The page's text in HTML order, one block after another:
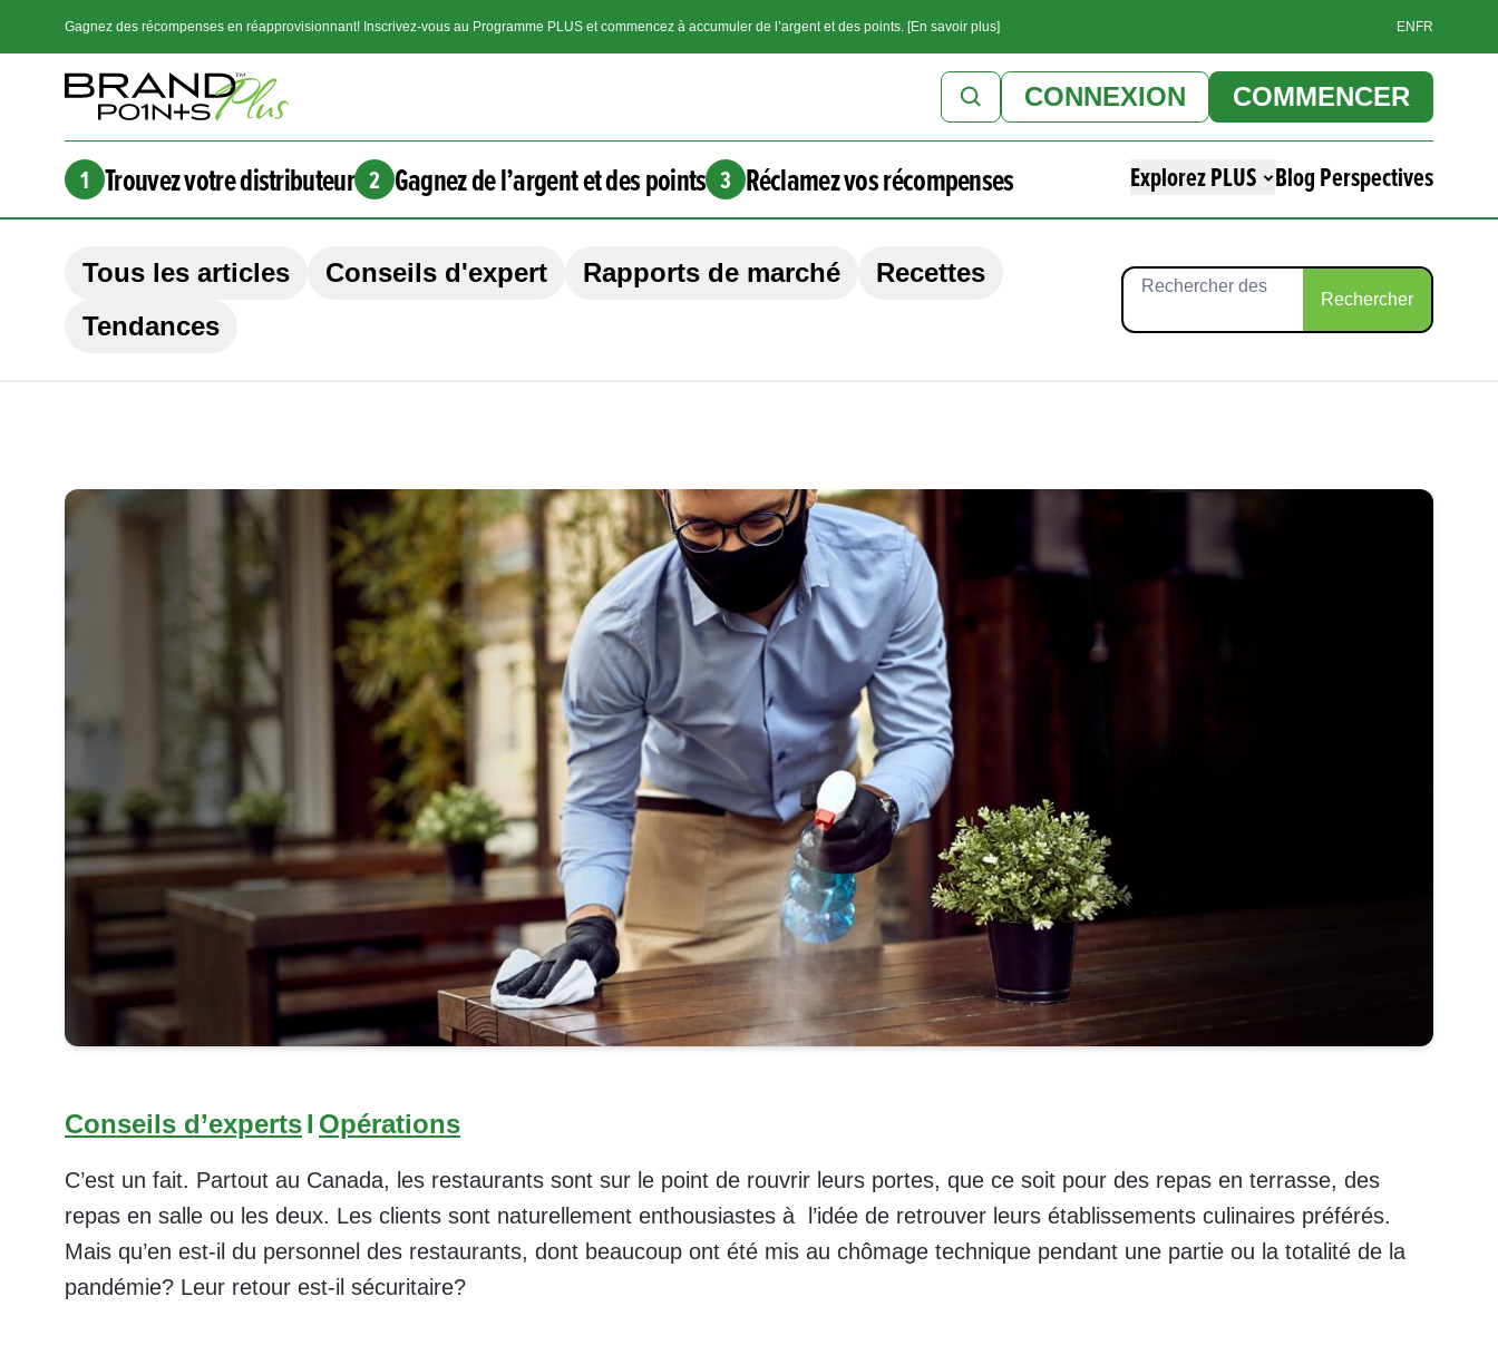
Gagnez des récompenses en réapprovisionnant! Inscrivez-vous au Programme PLUS et commencez à accumuler de l’argent et des points. [En savoir plus] EN FR
CONNEXION COMMENCER
1 Trouvez votre distributeur 2 Gagnez de l’argent et des points 3 Réclamez vos récompenses Explorez PLUS Blog Perspectives
Rechercher
Tous les articles Conseils d'expert Rapports de marché
Recettes
Tendances
Conseils d’expertsI Opérations
C’est un fait. Partout au Canada, les restaurants sont sur le point de rouvrir leurs portes, que ce soit pour des repas en terrasse, des
repas en salle ou les deux. Les clients sont naturellement enthousiastes à l’idée de retrouver leurs établissements culinaires préférés.
Mais qu’en est-il du personnel des restaurants, dont beaucoup ont été mis au chômage technique pendant une partie ou la totalité de la
pandémie? Leur retour est-il sécuritaire?